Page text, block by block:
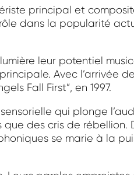
principal et
rôle dans la popularité
leur potentiel
Avec l’arrivée
Fall First”, en 1997.
qui plonge
des cris de rébellion.
se marie à la